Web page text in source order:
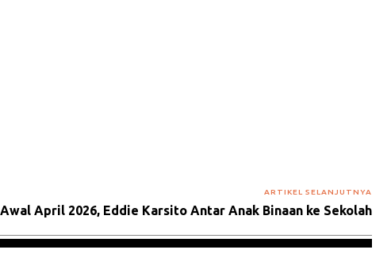
ARTIKEL SELANJUTNYA
April 2026, Eddie Karsito Antar Anak Binaan ke Sekolah